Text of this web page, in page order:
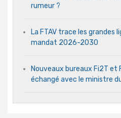
rumeur ?
La FTAV trace les grandes
mandat 2026-2030
Nouveaux bureaux Fi2T et
échangé avec le ministre